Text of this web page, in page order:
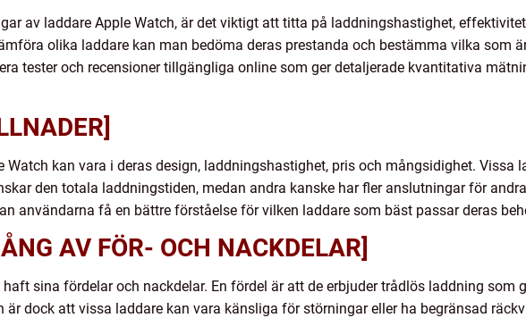
av laddare Apple Watch, är det viktigt att titta på laddningshastighet,
olika laddare kan man bedöma deras prestanda och bestämma vilka som
tester och recensioner tillgängliga online som ger detaljerade kvantitativa
kan vara i deras design, laddningshastighet, pris och mångsidighet. Vissa
den totala laddningstiden, medan andra kanske har fler anslutningar för andra
användarna få en bättre förståelse för vilken laddare som bäst passar deras
AV FÖR- OCH NACKDELAR]
sina fördelar och nackdelar. En fördel är att de erbjuder trådlös laddning som
är dock att vissa laddare kan vara känsliga för störningar eller ha begränsad